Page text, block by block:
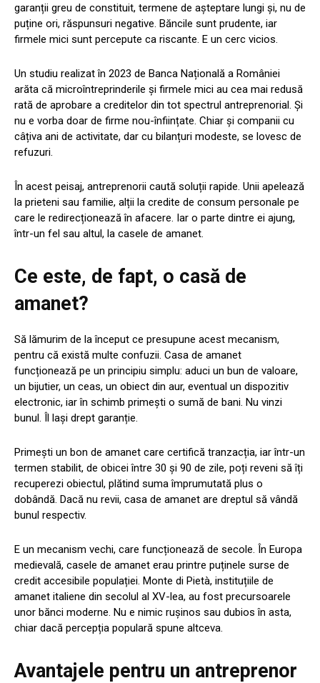
garanții greu de constituit, termene de așteptare lungi și, nu de
puține ori, răspunsuri negative. Băncile sunt prudente, iar
firmele mici sunt percepute ca riscante. E un cerc vicios.
Un studiu realizat în 2023 de Banca Națională a României
arăta că microîntreprinderile și firmele mici au cea mai redusă
rată de aprobare a creditelor din tot spectrul antreprenorial. Și
nu e vorba doar de firme nou-înființate. Chiar și companii cu
câțiva ani de activitate, dar cu bilanțuri modeste, se lovesc de
refuzuri.
În acest peisaj, antreprenorii caută soluții rapide. Unii apelează
la prieteni sau familie, alții la credite de consum personale pe
care le redirecționează în afacere. Iar o parte dintre ei ajung,
într-un fel sau altul, la casele de amanet.
Ce este, de fapt, o casă de
amanet?
Să lămurim de la început ce presupune acest mecanism,
pentru că există multe confuzii. Casa de amanet
funcționează pe un principiu simplu: aduci un bun de valoare,
un bijutier, un ceas, un obiect din aur, eventual un dispozitiv
electronic, iar în schimb primești o sumă de bani. Nu vinzi
bunul. Îl lași drept garanție.
Primești un bon de amanet care certifică tranzacția, iar într-un
termen stabilit, de obicei între 30 și 90 de zile, poți reveni să îți
recuperezi obiectul, plătind suma împrumutată plus o
dobândă. Dacă nu revii, casa de amanet are dreptul să vândă
bunul respectiv.
E un mecanism vechi, care funcționează de secole. În Europa
medievală, casele de amanet erau printre puținele surse de
credit accesibile populației. Monte di Pietà, instituțiile de
amanet italiene din secolul al XV-lea, au fost precursoarele
unor bănci moderne. Nu e nimic rușinos sau dubios în asta,
chiar dacă percepția populară spune altceva.
Avantajele pentru un antreprenor